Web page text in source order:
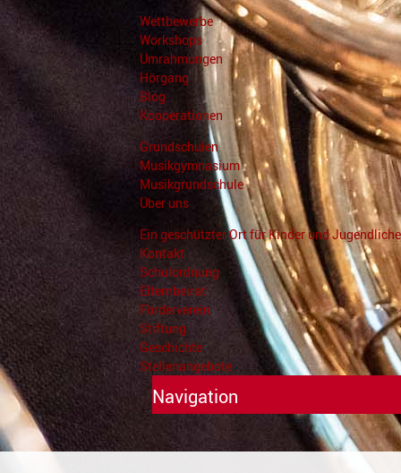
Wettbewerbe
Workshops
Umrahmungen
Hörgang
Blog
Kooperationen
Grundschulen
Musikgymnasium
Musikgrundschule
Über uns
Ein geschützter Ort für Kinder und Jugendliche
Kontakt
Schulordnung
Elternbeirat
Förderverein
Stiftung
Geschichte
Stellenangebote
Navigation
Unterricht